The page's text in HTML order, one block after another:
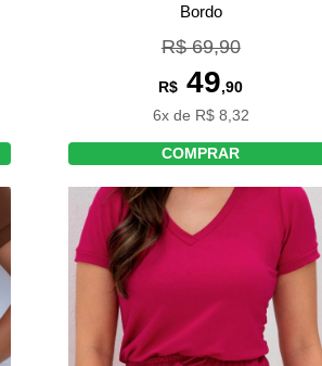
Bordo
R$ 69,90
R$ 49,90
6x de R$ 8,32
COMPRAR